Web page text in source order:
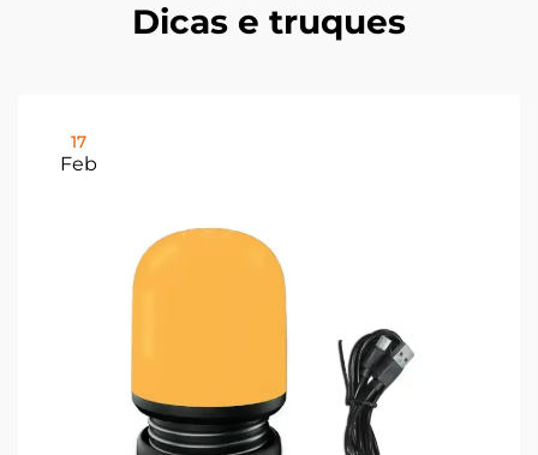
Dicas e truques
17
Feb